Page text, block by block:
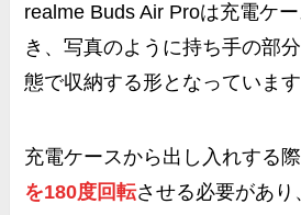
realme Buds Air Proは充電ケ
き、写真のように持ち手の部
態で収納する形となっています
充電ケースから出し入れする
を180度回転させる必要があ